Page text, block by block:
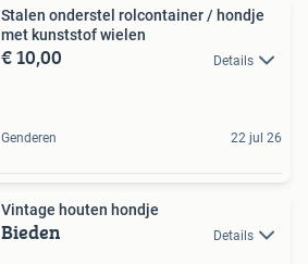
Stalen onderstel rolcontainer / hondje
met kunststof wielen
€ 10,00 Details
Genderen 22 jul 26
Vintage houten hondje
Bieden Details